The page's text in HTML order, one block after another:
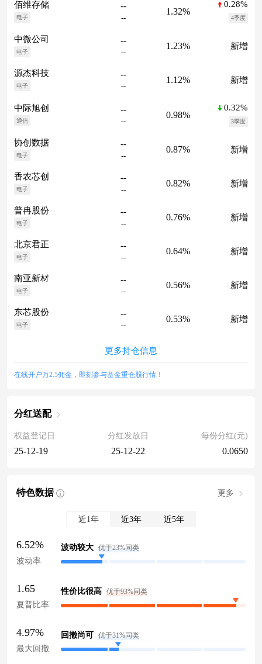
佰维存储
电子
--
--
1.32%
0.28%
4季度
中微公司
电子
--
--
1.23% 新增
源杰科技
电子
--
--
1.12% 新增
中际旭创
通信
--
--
0.98%
0.32%
3季度
协创数据
电子
--
--
0.87% 新增
香农芯创
电子
--
--
0.82% 新增
普冉股份
电子
--
--
0.76% 新增
北京君正
电子
--
--
0.64% 新增
南亚新材
电子
--
--
0.56% 新增
东芯股份
电子
--
--
0.53% 新增
更多持仓信息
在线开户万2.5佣金，即刻参与基金重仓股行情！
分红送配
权益登记日
25-12-19
分红发放日
25-12-22
每份分红(元)
0.0650
特色数据 更多
近1年 近3年 近5年
6.52%
波动率
波动较大 优于23%同类
1.65
夏普比率
性价比很高 优于93%同类
4.97%
最大回撤
回撤尚可 优于31%同类